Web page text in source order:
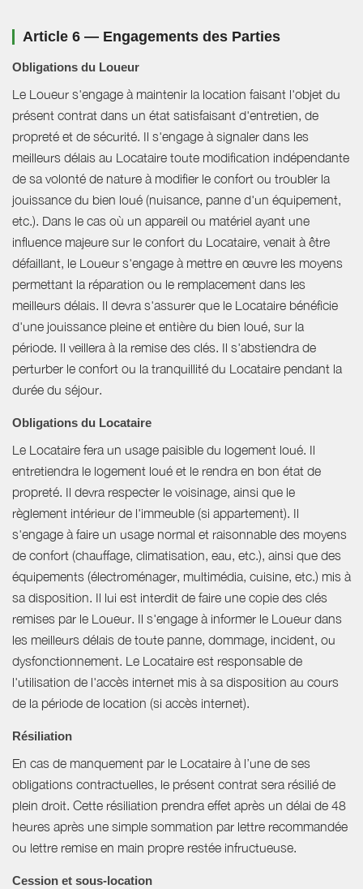
Article 6 — Engagements des Parties
Obligations du Loueur
Le Loueur s'engage à maintenir la location faisant l'objet du
présent contrat dans un état satisfaisant d'entretien, de
propreté et de sécurité. Il s'engage à signaler dans les
meilleurs délais au Locataire toute modification indépendante
de sa volonté de nature à modifier le confort ou troubler la
jouissance du bien loué (nuisance, panne d'un équipement,
etc.). Dans le cas où un appareil ou matériel ayant une
influence majeure sur le confort du Locataire, venait à être
défaillant, le Loueur s'engage à mettre en œuvre les moyens
permettant la réparation ou le remplacement dans les
meilleurs délais. Il devra s'assurer que le Locataire bénéficie
d'une jouissance pleine et entière du bien loué, sur la
période. Il veillera à la remise des clés. Il s'abstiendra de
perturber le confort ou la tranquillité du Locataire pendant la
durée du séjour.
Obligations du Locataire
Le Locataire fera un usage paisible du logement loué. Il
entretiendra le logement loué et le rendra en bon état de
propreté. Il devra respecter le voisinage, ainsi que le
règlement intérieur de l'immeuble (si appartement). Il
s'engage à faire un usage normal et raisonnable des moyens
de confort (chauffage, climatisation, eau, etc.), ainsi que des
équipements (électroménager, multimédia, cuisine, etc.) mis à
sa disposition. Il lui est interdit de faire une copie des clés
remises par le Loueur. Il s'engage à informer le Loueur dans
les meilleurs délais de toute panne, dommage, incident, ou
dysfonctionnement. Le Locataire est responsable de
l'utilisation de l'accès internet mis à sa disposition au cours
de la période de location (si accès internet).
Résiliation
En cas de manquement par le Locataire à l’une de ses
obligations contractuelles, le présent contrat sera résilié de
plein droit. Cette résiliation prendra effet après un délai de 48
heures après une simple sommation par lettre recommandée
ou lettre remise en main propre restée infructueuse.
Cession et sous-location